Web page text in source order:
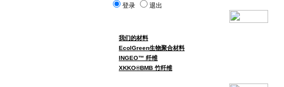
登录 退出
我们的材料
EcolGreen生物聚合材料
INGEO™ 纤维
XKKO®BMB 竹纤维